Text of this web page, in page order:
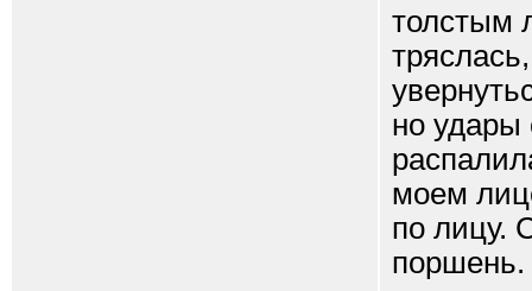
толстым
но удары
моем
по лицу.
поршень.